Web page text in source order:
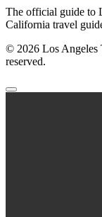
The official guide to
California travel
© 2026 Los Angeles
reserved.